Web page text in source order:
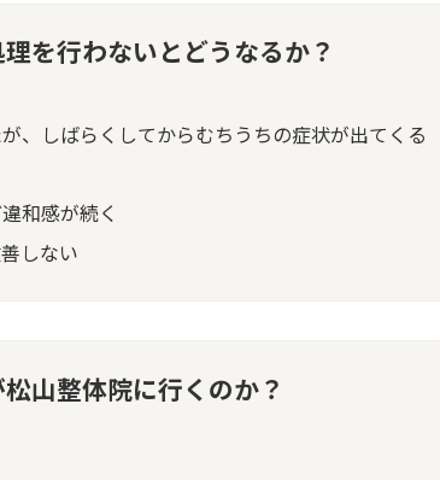
を行わないとどうなるか？
、しばらくしてからむちうちの症状が出てくる
和感が続く
しない
山整体院に行くのか？